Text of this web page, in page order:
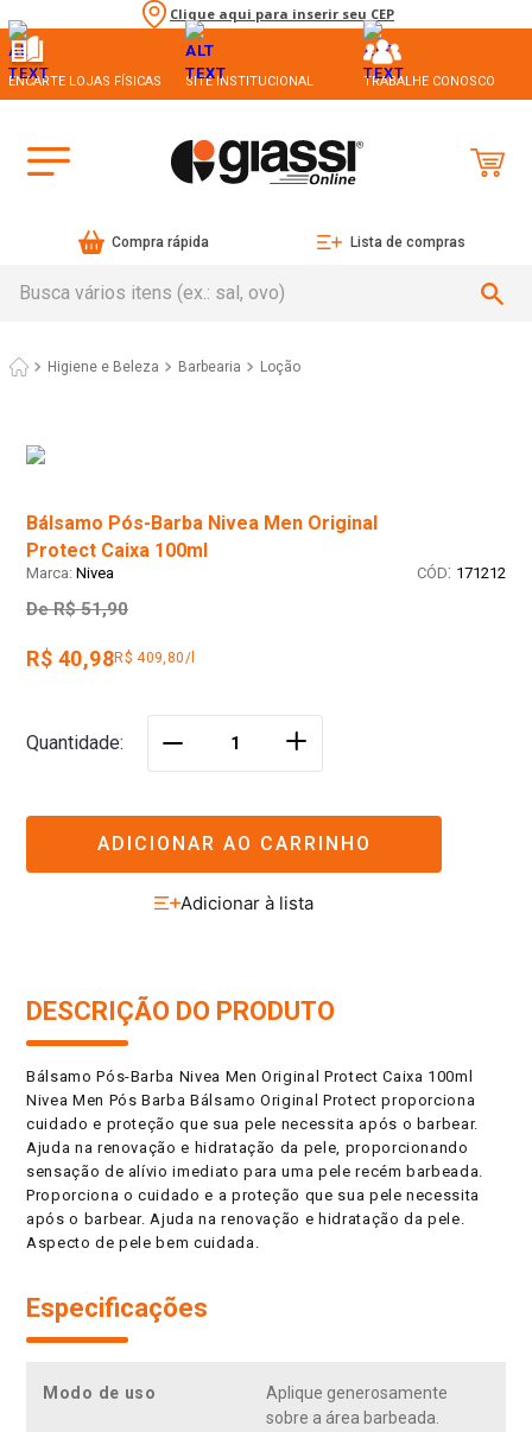
Clique aqui para inserir seu CEP
ENCARTE LOJAS FÍSICAS SITE INSTITUCIONAL TRABALHE CONOSCO
Compra rápida Lista de compras
Higiene e Beleza Barbearia Loção
Bálsamo Pós-Barba Nivea Men Original
Protect Caixa 100ml
Nivea : 171212
De R$ 51,90
R$ 40,98R$ 409,80/l
Quantidade ＋
ADICIONAR AO CARRINHO
DESCRIÇÃO DO PRODUTO
Bálsamo Pós-Barba Nivea Men Original Protect Caixa 100ml
Nivea Men Pós Barba Bálsamo Original Protect proporciona
cuidado e proteção que sua pele necessita após o barbear.
Ajuda na renovação e hidratação da pele, proporcionando
sensação de alívio imediato para uma pele recém barbeada.
Proporciona o cuidado e a proteção que sua pele necessita
após o barbear. Ajuda na renovação e hidratação da pele.
Aspecto de pele bem cuidada.
Especificações
Modo de uso
Aplique generosamente
sobre a área barbeada.